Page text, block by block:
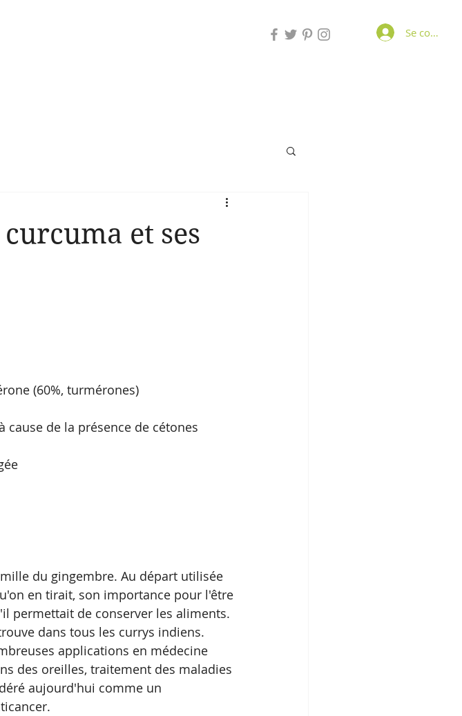
Se
et ses
(60%, turmérones)
cause de la présence de cétones
en tirait, son importance pour l'être
permettait de conserver les aliments.
dans tous les currys indiens.
applications en médecine
des oreilles, traitement des maladies
aujourd'hui comme un